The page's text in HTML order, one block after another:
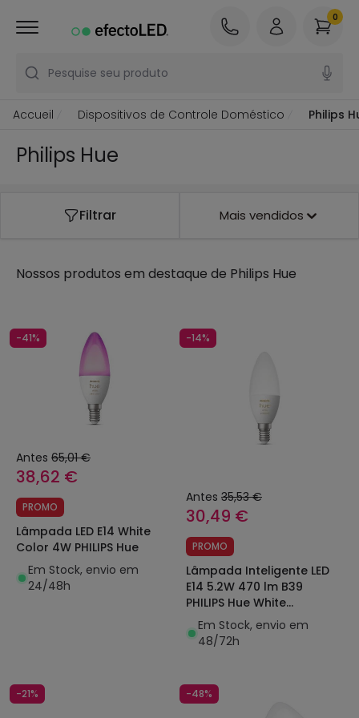
Pesquise seu produto
0
Accueil Dispositivos de Controle Doméstico Philips
Philips Hue
Filtrar Mais vendidos
Nossos produtos em destaque de Philips Hue
-41%
Antes 65,01 €
38,62 €
PROMO
Lâmpada LED E14 White
Color 4W PHILIPS Hue
Em Stock, envio em
24/48h
-14%
Antes 35,53 €
30,49 €
PROMO
Lâmpada Inteligente LED
E14 5.2W 470 lm B39
PHILIPS Hue White
Ambiance
Em Stock, envio em
48/72h
-21% -48%